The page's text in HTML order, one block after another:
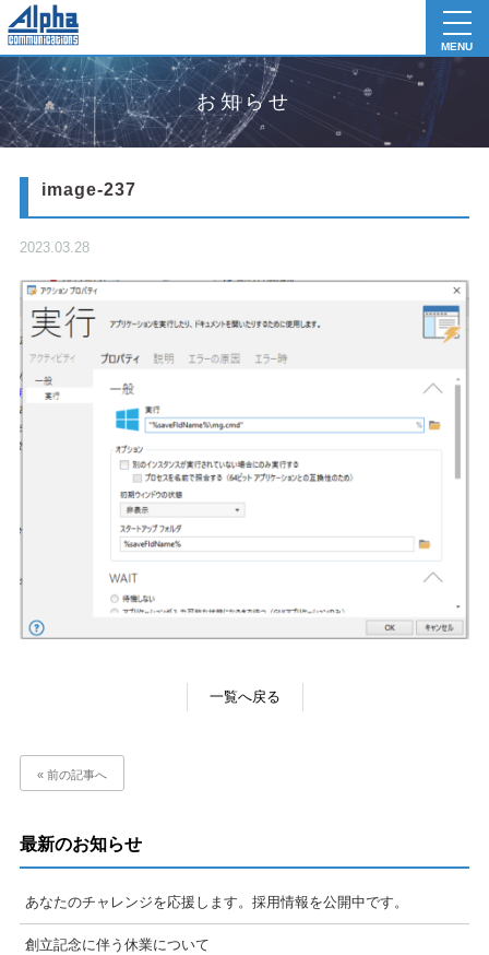
MENU
お知らせ
image-237
2023.03.28
一覧へ戻る
« 前の記事へ
最新のお知らせ
あなたのチャレンジを応援します。採用情報を公開中です。
創立記念に伴う休業について